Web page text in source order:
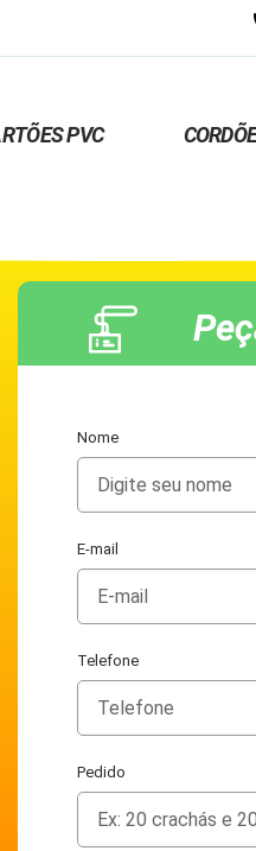
PVC
Nome
E-mail
Telefone
Pedido